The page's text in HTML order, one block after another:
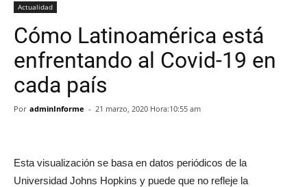
Actualidad
Cómo Latinoamérica está
enfrentando al Covid-19 en
cada país
Por adminInforme - 21 marzo, 2020 Hora:10:55 am
Esta visualización se basa en datos periódicos de la
Universidad Johns Hopkins y puede que no refleje la